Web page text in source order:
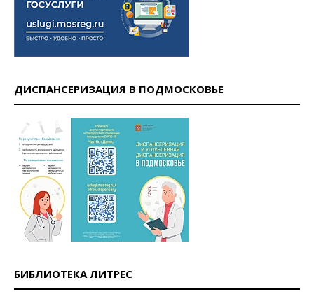
ДИСПАНСЕРИЗАЦИЯ В ПОДМОСКОВЬЕ
БИБЛИОТЕКА ЛИТРЕС